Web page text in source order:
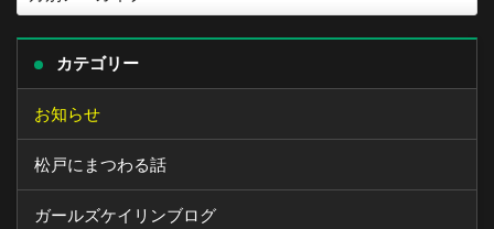
カテゴリー
お知らせ
松戸にまつわる話
ガールズケイリンブログ